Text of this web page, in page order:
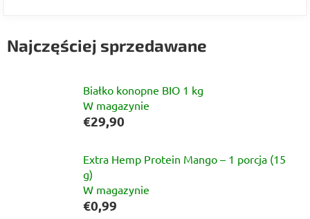
Najczęściej sprzedawane
Białko konopne BIO 1 kg
W magazynie
€29,90
Extra Hemp Protein Mango – 1 porcja (15
g)
W magazynie
€0,99